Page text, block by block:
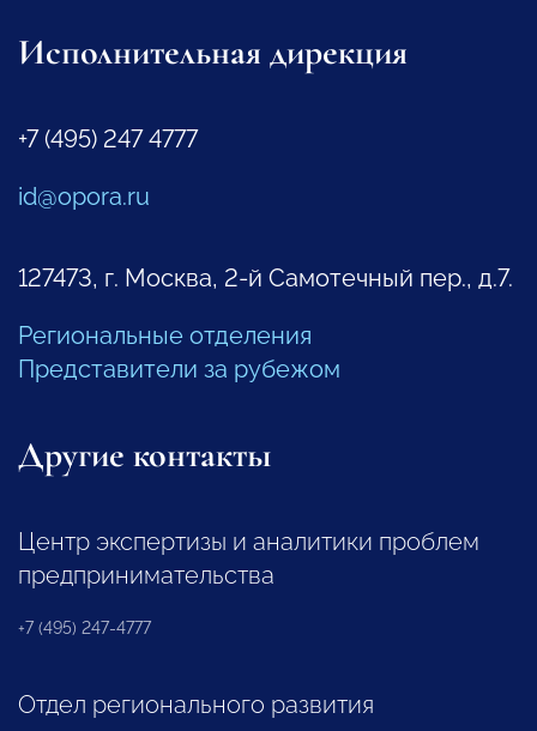
Исполнительная дирекция
+7 (495) 247 4777
id@opora.ru
127473, г. Москва, 2-й Самотечный пер., д.7.
Региональные отделения
Представители за рубежом
Другие контакты
Центр экспертизы и аналитики проблем
предпринимательства
+7 (495) 247-4777
Отдел регионального развития